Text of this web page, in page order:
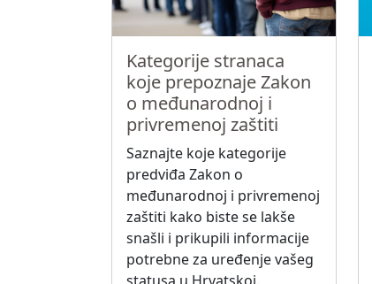
Kategorije stranaca
koje prepoznaje Zakon
o međunarodnoj i
privremenoj zaštiti
Saznajte koje kategorije
predviđa Zakon o
međunarodnoj i privremenoj
zaštiti kako biste se lakše
snašli i prikupili informacije
potrebne za uređenje vašeg